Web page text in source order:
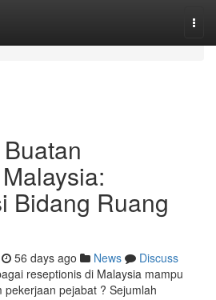
Bidang Ruang
56 days ago News
Discuss
reseptionis di Malaysia mampu
pejabat ? Sejumlah